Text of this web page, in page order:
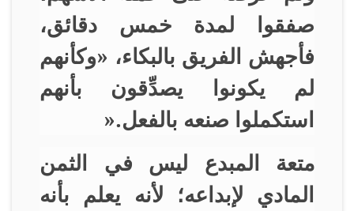
صفقوا لمدة خمس دقائق،
فأجهش الفريق بالبكاء، «وكأنهم
لم يكونوا يصدِّقون بأنهم
استكملوا صنعه بالفعل».
متعة المبدع ليس في الثمن
المادي لإبداعه؛ لأنه يعلم بأنه